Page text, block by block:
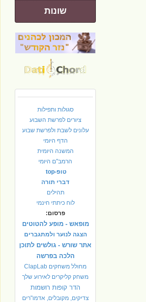
שונות
סגולות ותפילות
ציורים לפרשת השבוע
עלונים לשבת ולפרשת שבוע
הדף היומי
המשנה היומית
הרמב"ם היומי
טופ-top
דברי תורה
תהילים
לוח כיתתי חינמי
פרסום:
מופאש - מופע להטוטים
הצגה לנוער ולמתגברים
אתר שורש - גולשים לתוכן
הלכה בפרשה
מחולל משחקים ClapLab
משחק קליקרים לאירוע שלך
הדר קופות רושמות
צדיקים, מקובלים, אדמו"רים